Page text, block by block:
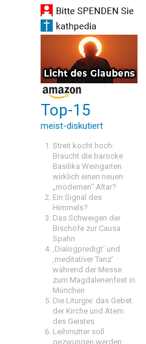
Top-15
meist-diskutiert
Streit kocht hoch:
Braucht die barocke
Basilika Weingarten
wirklich einen neuen
„modernen“ Altar?
Ein Signal des
Himmels?
Das Schweigen der
Bischöfe zur Causa
Spahn
‚Dialogpredigt‘ und
‚meditativer Tanz’
während der Messe
zum Magdalenenfest in
München
Die Liturgie: das Gebet
der Kirche und Atem
des Geistes
Leihmutter soll
gezwungen werden,